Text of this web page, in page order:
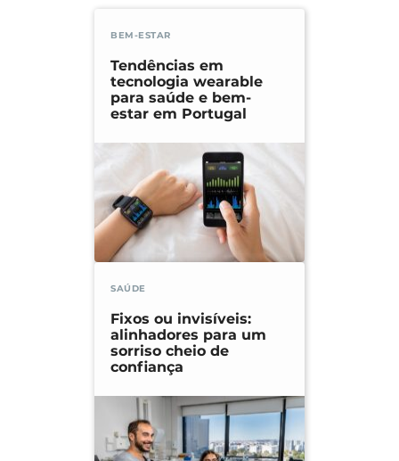
BEM-ESTAR
Tendências em
tecnologia wearable
para saúde e bem-
estar em Portugal
SAÚDE
Fixos ou invisíveis:
alinhadores para um
sorriso cheio de
confiança